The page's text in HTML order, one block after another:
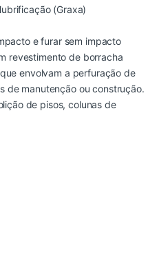
(Graxa)
e furar sem impacto
revestimento de borracha
envolvam a perfuração de
de manutenção ou construção.
de pisos, colunas de